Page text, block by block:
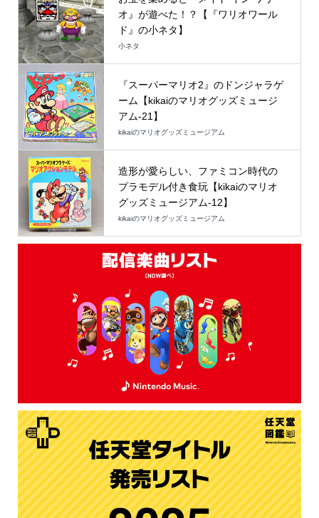
オ』が遊べた！？【『ワリオワール
ド』の小ネタ】
小ネタ
『スーパーマリオ2』のドンジャラゲ
ーム【kikaiのマリオグッズミュージ
アム-21】
kikaiのマリオグッズミュージアム
造形が愛らしい、ファミコン時代の
プラモデル付き食玩【kikaiのマリオ
グッズミュージアム-12】
kikaiのマリオグッズミュージアム